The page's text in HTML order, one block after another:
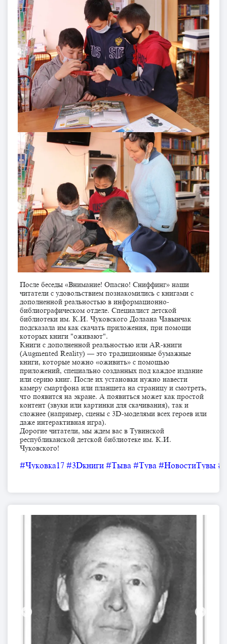
После беседы «Внимание! Опасно! Сниффинг» наши
читатели с удовольствием познакомились с книгами с
дополненной реальностью в информационно-
библиографическом отделе. Специалист детской
библиотеки им. К.И. Чуковского Долаана Чавынчак
подсказала им как скачать приложения, при помощи
которых книги "оживают".
Книги с дополненной реальностью или AR-книги
(Augmented Reality) — это традиционные бумажные
книги, которые можно «оживить» с помощью
приложений, специально созданных под каждое издание
или серию книг. После их установки нужно навести
камеру смартфона или планшета на страницу и смотреть,
что появится на экране. А появиться может как простой
контент (звуки или картинки для скачивания), так и
сложнее (например, сцены с 3D-моделями всех героев или
даже интерактивная игра).
Дорогие читатели, мы ждем вас в Тувинской
республиканской детской библиотеке им. К.И.
Чуковского!
#Чуковка17 #3Dкниги #Тыва #Тува #НовостиТувы